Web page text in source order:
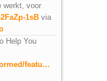
werkt, voor
1sB via
Help You
featu…